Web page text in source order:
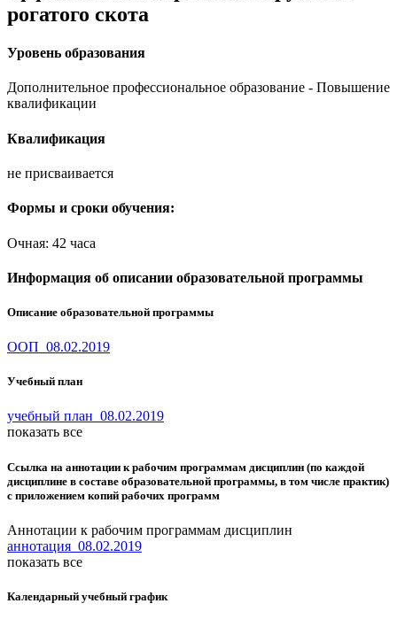
рогатого скота
Уровень образования
Дополнительное профессиональное образование - Повышение
квалификации
Квалификация
не присваивается
Формы и сроки обучения:
Очная: 42 часа
Информация об описании образовательной программы
Описание образовательной программы
ООП_08.02.2019
Учебный план
учебный план_08.02.2019
показать все
Ссылка на аннотации к рабочим программам дисциплин (по каждой
дисциплине в составе образовательной программы, в том числе практик)
с приложением копий рабочих программ
Аннотации к рабочим программам дисциплин
аннотация_08.02.2019
показать все
Календарный учебный график